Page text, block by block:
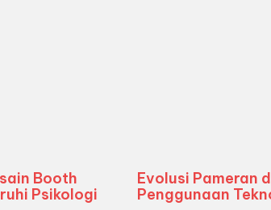
Booth
Psikologi
Evolusi Pameran
Penggunaan